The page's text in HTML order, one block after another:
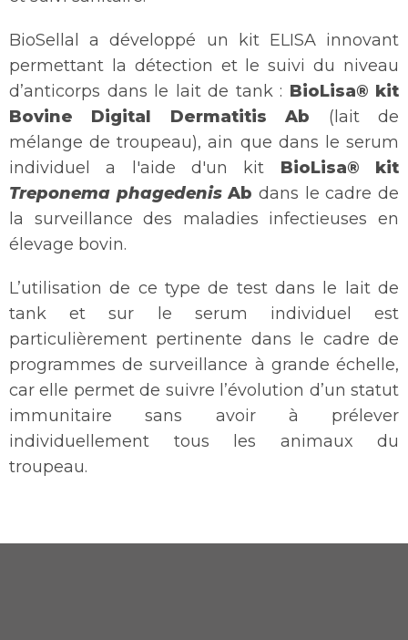
BioSellal a développé un kit ELISA innovant
permettant la détection et le suivi du niveau
d’anticorps dans le lait de tank : BioLisa® kit
Bovine Digital Dermatitis Ab (lait de
mélange de troupeau), ain que dans le serum
individuel a l'aide d'un kit BioLisa® kit
Treponema phagedenisAb dans le cadre de
la surveillance des maladies infectieuses en
élevage bovin.
L’utilisation de ce type de test dans le lait de
tank et sur le serum individuel est
particulièrement pertinente dans le cadre de
programmes de surveillance à grande échelle,
car elle permet de suivre l’évolution d’un statut
immunitaire sans avoir à prélever
individuellement tous les animaux du
troupeau.